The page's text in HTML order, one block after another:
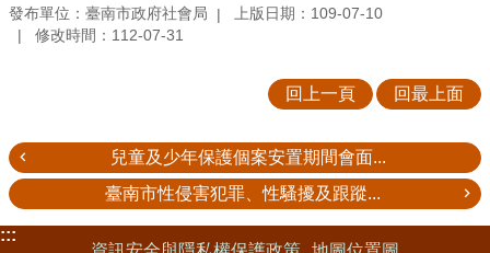
發布單位：臺南市政府社會局
上版日期：109-07-10
修改時間：112-07-31
回上一頁 回最上面
兒童及少年保護個案安置期間會面...
臺南市性侵害犯罪、性騷擾及跟蹤...
:::